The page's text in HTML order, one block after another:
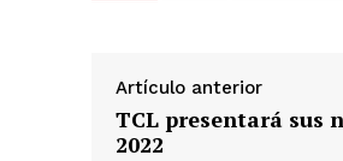
Artículo anterior
TCL presentará sus
2022